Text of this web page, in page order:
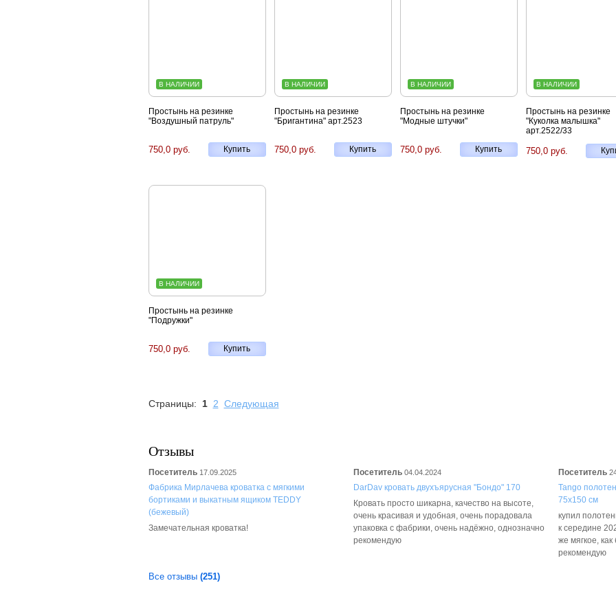
В НАЛИЧИИ
Простынь на резинке
"Воздушный патруль"
Купить
750,0 руб.
В НАЛИЧИИ
Простынь на резинке
"Бригантина" арт.2523
Купить
750,0 руб.
В НАЛИЧИИ
Простынь на резинке
"Модные штучки"
Купить
750,0 руб.
В НАЛИЧИИ
Простынь на резинке
"Куколка малышка"
арт.2522/33
750,0 руб.
В НАЛИЧИИ
Простынь на резинке
"Подружки"
Купить
750,0 руб.
Страницы: 1 2 Следующая
Отзывы
Посетитель 17.09.2025
Фабрика Мирлачева кроватка с мягкими
бортиками и выкатным ящиком TEDDY
(бежевый)
Замечательная кроватка!
Посетитель 04.04.2024
DarDav кровать двухъярусная "Бондо" 170
Кровать просто шикарна, качество на высоте,
очень красивая и удобная, очень порадовала
упаковка с фабрики, очень надёжно, однозначно
рекомендую
Посетитель
Tango
75х150 см
купил
к середине
же мягкое,
рекомендую
Все отзывы (251)